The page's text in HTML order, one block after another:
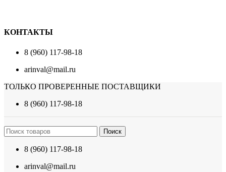
КОНТАКТЫ
8 (960) 117-98-18
arinval@mail.ru
ТОЛЬКО ПРОВЕРЕННЫЕ ПОСТАВЩИКИ
8 (960) 117-98-18
Поиск
8 (960) 117-98-18
arinval@mail.ru